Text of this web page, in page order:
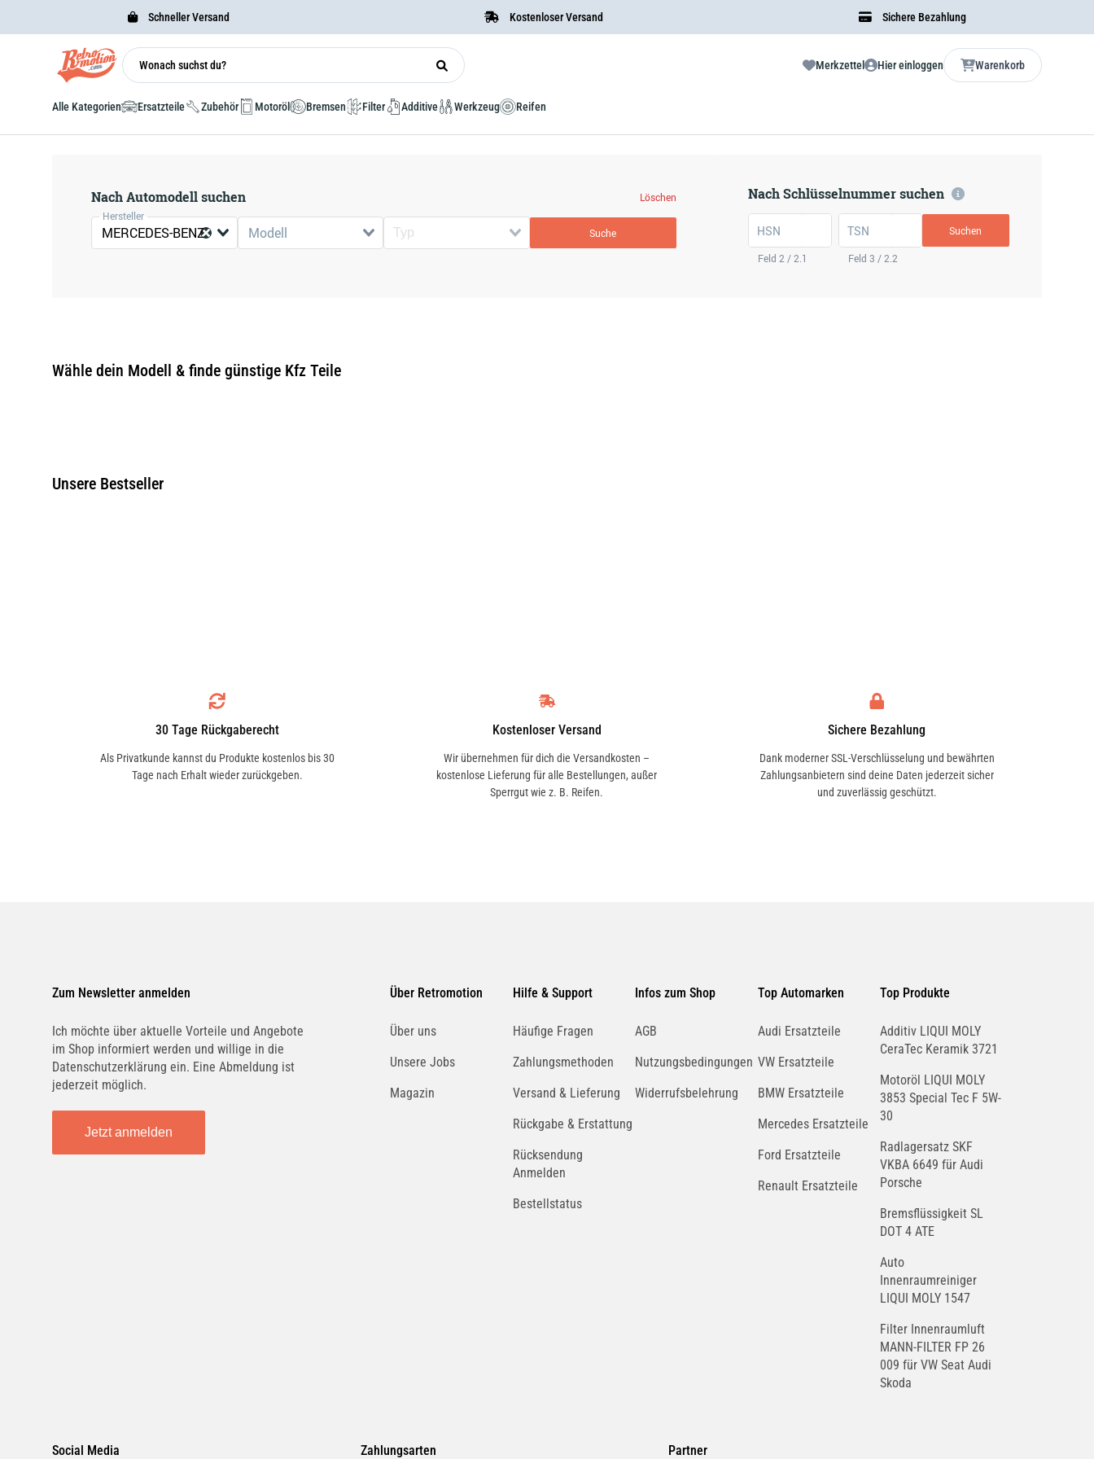
Schneller Versand Kostenloser Versand Sichere Bezahlung
Merkzettel Hier einloggen Warenkorb
Alle Kategorien Ersatzteile Zubehör Motoröl Bremsen Filter Additive Werkzeug Reifen
Nach Automodell suchen
Löschen
Hersteller
MERCEDES-BENZ Modell Suche
Nach Schlüsselnummer suchen
HSN
Feld 2 / 2.1
TSN
Feld 3 / 2.2
Suchen
Wähle dein Modell & finde günstige Kfz Teile
Unsere Bestseller
30 Tage Rückgaberecht
Als Privatkunde kannst du Produkte kostenlos bis 30
Tage nach Erhalt wieder zurückgeben.
Kostenloser Versand
Wir übernehmen für dich die Versandkosten –
kostenlose Lieferung für alle Bestellungen, außer
Sperrgut wie z. B. Reifen.
Sichere Bezahlung
Dank moderner SSL-Verschlüsselung und bewährten
Zahlungsanbietern sind deine Daten jederzeit sicher
und zuverlässig geschützt.
Zum Newsletter anmelden
Ich möchte über aktuelle Vorteile und Angebote
im Shop informiert werden und willige in die
Datenschutzerklärung ein. Eine Abmeldung ist
jederzeit möglich.
Jetzt anmelden
Über Retromotion
Über uns
Unsere Jobs
Magazin
Hilfe & Support
Häufige Fragen
Zahlungsmethoden
Versand & Lieferung
Rückgabe & Erstattung
Rücksendung
Anmelden
Bestellstatus
Infos zum Shop
AGB
Nutzungsbedingungen
Widerrufsbelehrung
Top Automarken
Audi Ersatzteile
VW Ersatzteile
BMW Ersatzteile
Mercedes Ersatzteile
Ford Ersatzteile
Renault Ersatzteile
Top Produkte
Additiv LIQUI MOLY
CeraTec Keramik 3721
Motoröl LIQUI MOLY
3853 Special Tec F 5W-
30
Radlagersatz SKF
VKBA 6649 für Audi
Porsche
Bremsflüssigkeit SL
DOT 4 ATE
Auto
Innenraumreiniger
LIQUI MOLY 1547
Filter Innenraumluft
MANN-FILTER FP 26
009 für VW Seat Audi
Skoda
Social Media Zahlungsarten Partner